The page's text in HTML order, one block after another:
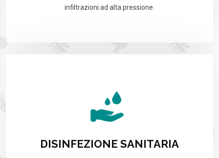
infiltrazioni ad alta pressione.
DISINFEZIONE SANITARIA